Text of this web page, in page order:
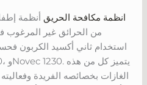
انظمة مكافحة الحريق أنظمة
من الحرائق غير المرغوب
استخدام ثاني أكسيد الكربون
الغازات بخصائصه الفريدة